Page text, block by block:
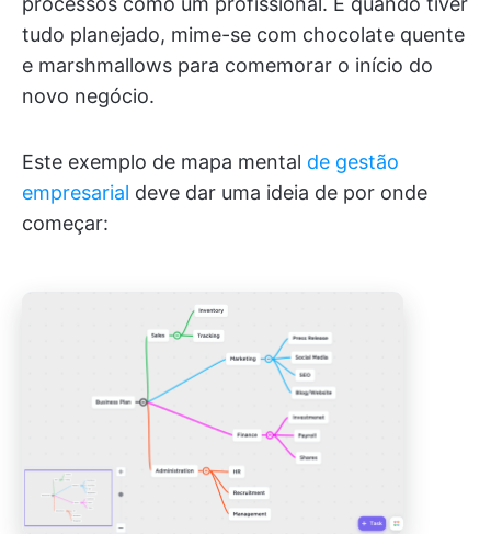
tudo planejado, mime-se com chocolate quente
e marshmallows para comemorar o início do
novo negócio.
Este exemplo de mapa mental de gestão
empresarial deve dar uma ideia de por onde
começar: